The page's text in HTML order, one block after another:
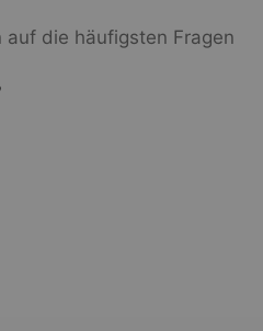
die häufigsten Fragen